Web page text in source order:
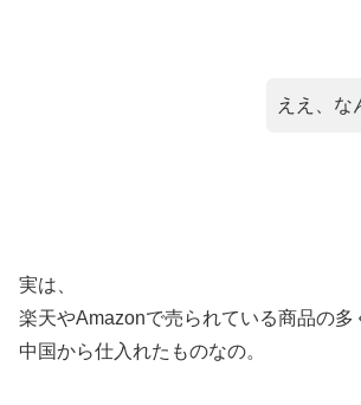
ええ、な
実は、
楽天やAmazonで売られている商品の多
中国から仕入れたものなの。